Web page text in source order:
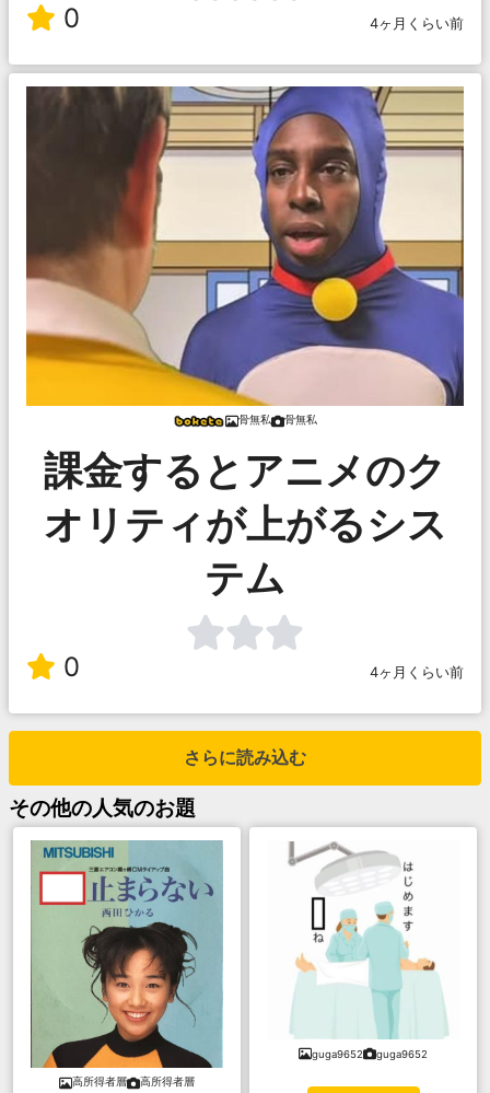
0 4ヶ月くらい前
骨無私 骨無私
課金するとアニメのク
オリティが上がるシス
テム
0 4ヶ月くらい前
さらに読み込む
その他の人気のお題
高所得者層 高所得者層
guga9652 guga9652